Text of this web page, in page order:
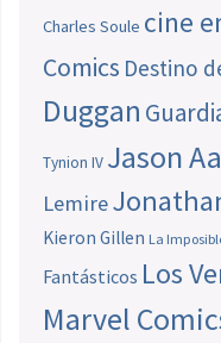
Charles Soule cine
Comics Destino
Duggan
Tynion IV Jason
Lemire
Kieron Gillen La
Fantásticos Los
Marvel